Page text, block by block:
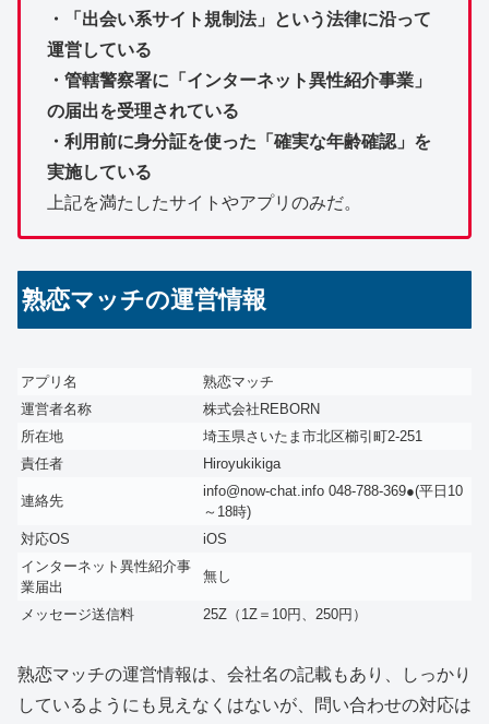
・「出会い系サイト規制法」という法律に沿って
運営している
・管轄警察署に「インターネット異性紹介事業」
の届出を受理されている
・利用前に身分証を使った「確実な年齢確認」を
実施している
上記を満たしたサイトやアプリのみだ。
熟恋マッチの運営情報
アプリ名
熟恋マッチ
運営者名称
株式会社REBORN
所在地
埼玉県さいたま市北区櫛引町2-251
責任者
Hiroyukikiga
連絡先
info@now-chat.info 048-788-369●(平日10
～18時)
対応OS
iOS
インターネット異性紹介事
業届出
無し
メッセージ送信料 25Z（1Z＝10円、250円）
熟恋マッチの運営情報は、会社名の記載もあり、しっかり
しているようにも見えなくはないが、問い合わせの対応は